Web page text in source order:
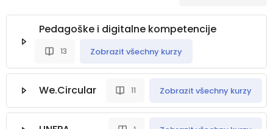
Pedagoške i digitalne kompetencije
13 Zobrazit všechny kurzy
We.Circular 11 Zobrazit všechny kurzy